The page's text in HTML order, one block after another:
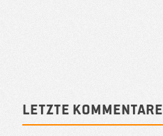
Sidebar
Letzte Kommentare